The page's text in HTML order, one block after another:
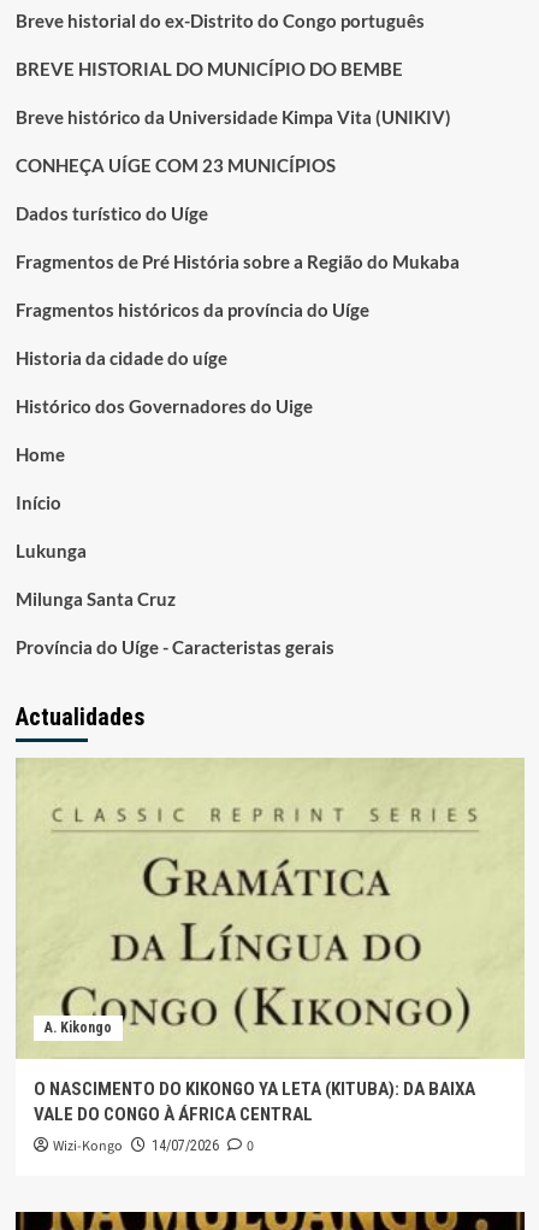
Breve historial do ex-Distrito do Congo português
BREVE HISTORIAL DO MUNICÍPIO DO BEMBE
Breve histórico da Universidade Kimpa Vita (UNIKIV)
CONHEÇA UÍGE COM 23 MUNICÍPIOS
Dados turístico do Uíge
Fragmentos de Pré História sobre a Região do Mukaba
Fragmentos históricos da província do Uíge
Historia da cidade do uíge
Histórico dos Governadores do Uige
Home
Início
Lukunga
Milunga Santa Cruz
Província do Uíge - Caracteristas gerais
Actualidades
A. Kikongo
O NASCIMENTO DO KIKONGO YA LETA (KITUBA): DA BAIXA
VALE DO CONGO À ÁFRICA CENTRAL
Wizi-Kongo 14/07/2026 0